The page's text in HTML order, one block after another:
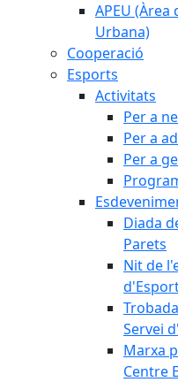
APEU
Urbana)
Cooperació
Esports
Activitats
Per a
Per a
Per a
Diada
Parets
Nit de
Servei
Marxa
Centre